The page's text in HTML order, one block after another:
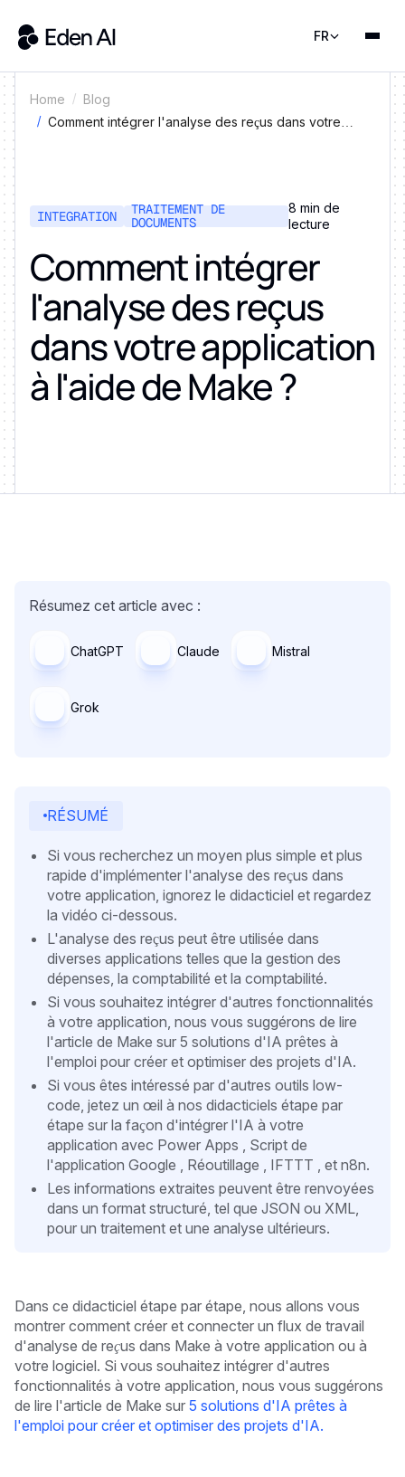
FR
Home
Blog
Comment intégrer l'analyse des reçus dans votre
INTEGRATION
TRAITEMENT DE
DOCUMENTS
8 min de
lecture
Comment intégrer
l'analyse des reçus
dans votre application
à l'aide de Make ?
Résumez cet article avec :
ChatGPT Claude Mistral
Grok
RÉSUMÉ
Si vous recherchez un moyen plus simple et plus
rapide d'implémenter l'analyse des reçus dans
votre application, ignorez le didacticiel et regardez
la vidéo ci-dessous.
L'analyse des reçus peut être utilisée dans
diverses applications telles que la gestion des
dépenses, la comptabilité et la comptabilité.
Si vous souhaitez intégrer d'autres fonctionnalités
à votre application, nous vous suggérons de lire
l'article de Make sur 5 solutions d'IA prêtes à
l'emploi pour créer et optimiser des projets d'IA.
Si vous êtes intéressé par d'autres outils low-
code, jetez un œil à nos didacticiels étape par
étape sur la façon d'intégrer l'IA à votre
application avec Power Apps , Script de
l'application Google , Réoutillage , IFTTT , et n8n.
Les informations extraites peuvent être renvoyées
dans un format structuré, tel que JSON ou XML,
pour un traitement et une analyse ultérieurs.
Dans ce didacticiel étape par étape, nous allons vous
montrer comment créer et connecter un flux de travail
d'analyse de reçus dans Make à votre application ou à
votre logiciel. Si vous souhaitez intégrer d'autres
fonctionnalités à votre application, nous vous suggérons
de lire l'article de Make sur 5 solutions d'IA prêtes à
l'emploi pour créer et optimiser des projets d'IA.